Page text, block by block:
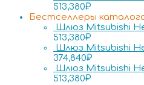
513,380₽
Бестселлеры
Шлюз Mitsubishi
513,380₽
Шлюз Mitsubishi
374,840₽
Шлюз Mitsubishi
513,380₽